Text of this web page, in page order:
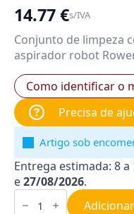
14.77€s/IVA
Conjunto de limpeza
aspirador robot
Como identificar o
Precisa de
Artigo sob
Entrega estimada: 8
e27/08/2026.
Quantidade
de Adicionar